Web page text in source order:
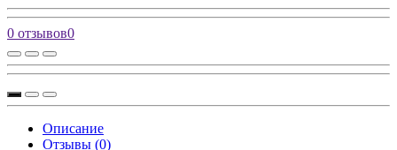
0 отзывов0
Описание
Отзывы (0)